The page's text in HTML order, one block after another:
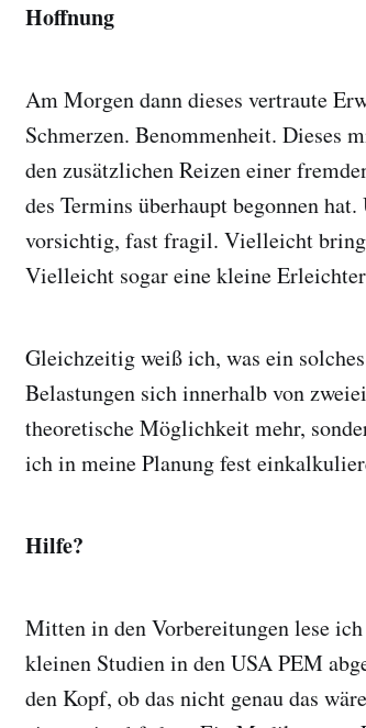
Hoffnung
Am Morgen dann dieses vertraute
Schmerzen. Benommenheit. Dieses
den zusätzlichen Reizen einer
des Termins überhaupt begonnen
vorsichtig, fast fragil. Vielleicht
Vielleicht sogar eine kleine
Gleichzeitig weiß ich, was ein
Belastungen sich innerhalb von
theoretische Möglichkeit mehr,
ich in meine Planung fest
Hilfe?
Mitten in den Vorbereitungen lese
kleinen Studien in den USA PEM
den Kopf, ob das nicht genau das